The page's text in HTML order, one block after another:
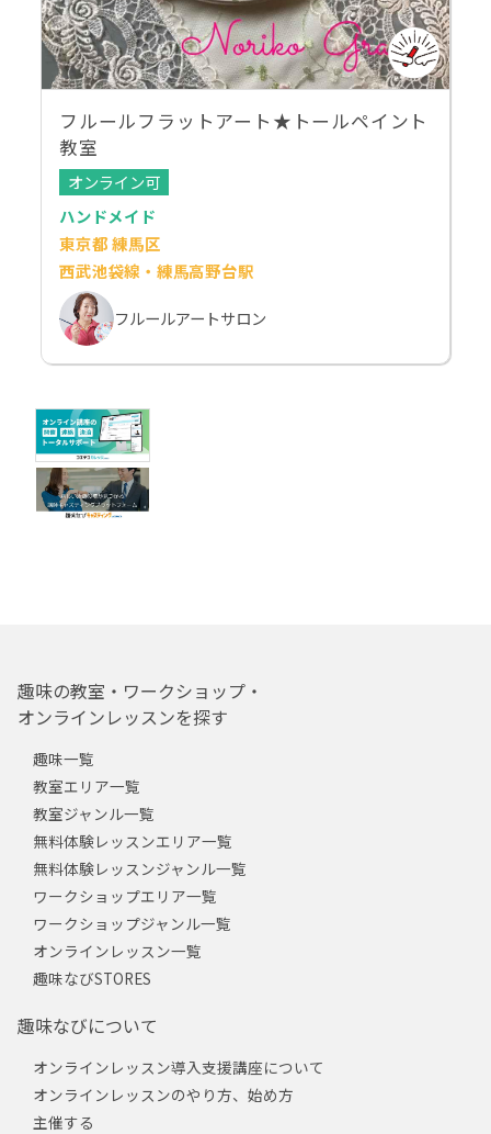
フルールフラットアート★トールペイント
教室
オンライン可
ハンドメイド
東京都 練馬区
西武池袋線・練馬高野台駅
フルールアートサロン
趣味の教室・ワークショップ・
オンラインレッスンを探す
趣味一覧
教室エリア一覧
教室ジャンル一覧
無料体験レッスンエリア一覧
無料体験レッスンジャンル一覧
ワークショップエリア一覧
ワークショップジャンル一覧
オンラインレッスン一覧
趣味なびSTORES
趣味なびについて
オンラインレッスン導入支援講座について
オンラインレッスンのやり方、始め方
主催する